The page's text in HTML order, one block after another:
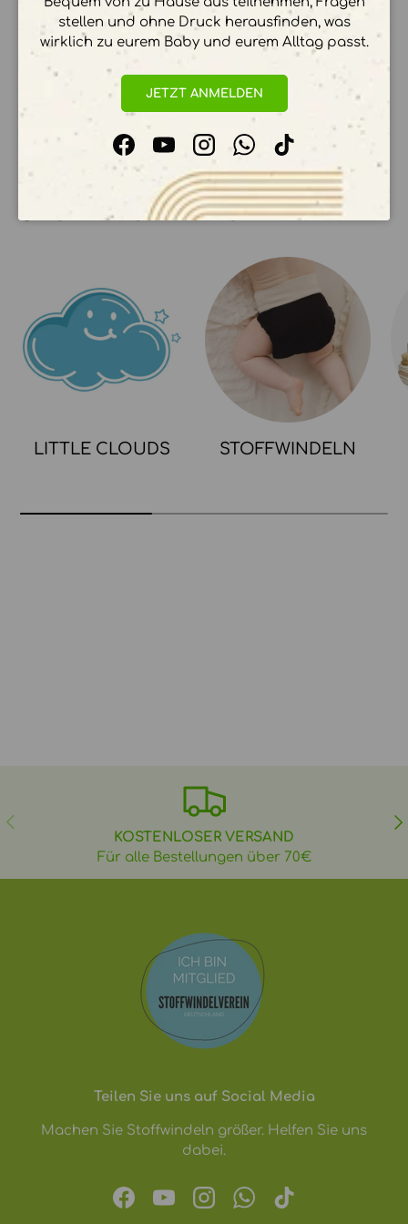
Ihre Zahlungsinformationen werden sicher
verarbeitet. Wir speichern keine
Kreditkartendetails.
UNSERE KOLLEKTIONEN
LITTLE CLOUDS STOFFWINDELN
stellen und ohne Druck herausfinden, was
wirklich zu eurem Baby und eurem Alltag passt.
JETZT ANMELDEN
FacebookYouTubeInstagramWhatsApp
TikTok
VORHERIGE
KOSTENLOSER VERSAND
Für alle Bestellungen über 70€
Teilen Sie uns auf Social Media
Machen Sie Stoffwindeln größer. Helfen Sie uns
dabei.
FacebookYouTubeInstagramWhatsApp
TikTok